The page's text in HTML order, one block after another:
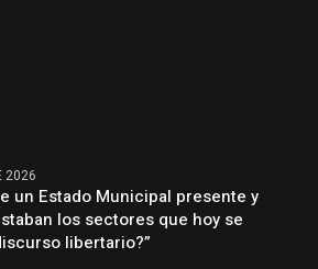
2026
un Estado Municipal presente y
los sectores que hoy se
libertario?”